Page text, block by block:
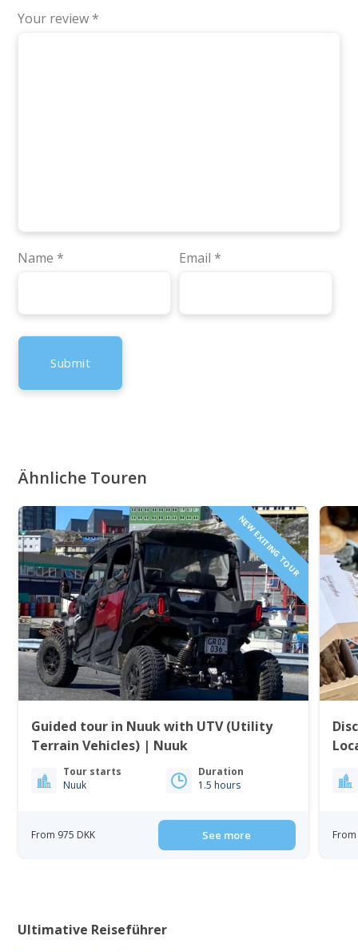
Your review *
Name * Email *
Ähnliche Touren
NEW EXITING TOUR
Guided tour in Nuuk with UTV (Utility
Terrain Vehicles) | Nuuk
Tour starts
Nuuk
Duration
1.5 hours
From 975 DKK See more From
Ultimative Reiseführer